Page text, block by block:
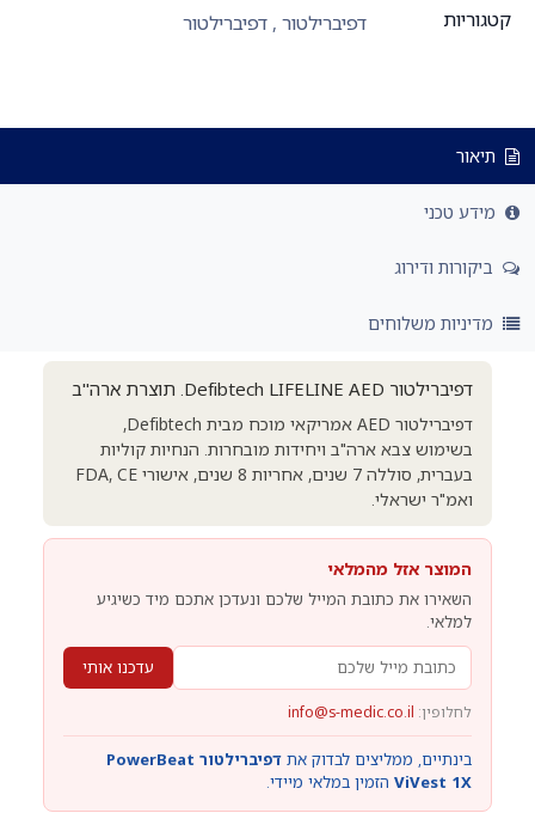
קטגוריות
דפיברילטור, דפיברילטור
תיאור
מידע טכני
ביקורות ודירוג
מדיניות משלוחים
דפיברילטור Defibtech LIFELINE AED. תוצרת ארה"ב
דפיברילטור AED אמריקאי מוכח מבית Defibtech,
בשימוש צבא ארה"ב ויחידות מובחרות. הנחיות קוליות
בעברית, סוללה 7 שנים, אחריות 8 שנים, אישורי FDA, CE
ואמ"ר ישראלי.
המוצר אזל מהמלאי
השאירו את כתובת המייל שלכם ונעדכן אתכם מיד כשיגיע
למלאי.
עדכנו אותי
לחלופין: info@s-medic.co.il
בינתיים, ממליצים לבדוק את
דפיברילטור PowerBeat
ViVest 1Xהזמין במלאי מיידי.